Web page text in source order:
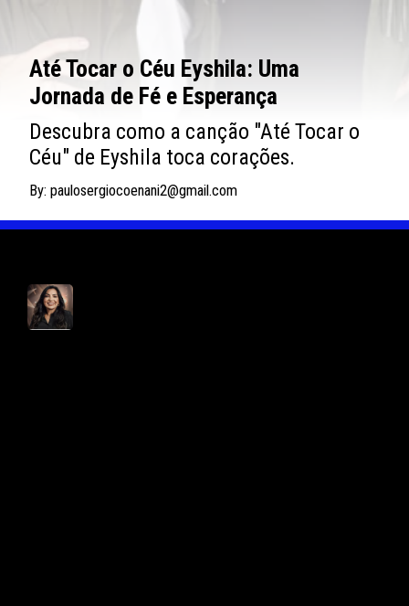
Até Tocar o Céu Eyshila: Uma
Jornada de Fé e Esperança
Descubra como a canção "Até Tocar o
Céu" de Eyshila toca corações.
By: paulosergiocoenani2@gmail.com